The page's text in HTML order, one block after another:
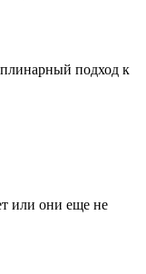
подход к
или они еще не